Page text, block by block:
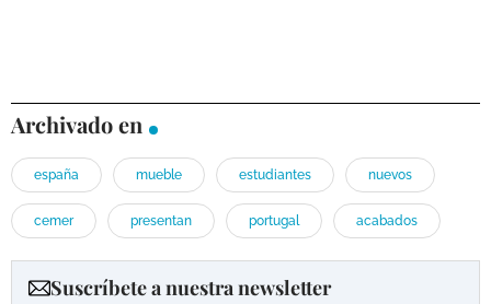
Archivado en
españa mueble estudiantes nuevos
cemer presentan portugal acabados
Suscríbete a nuestra newsletter